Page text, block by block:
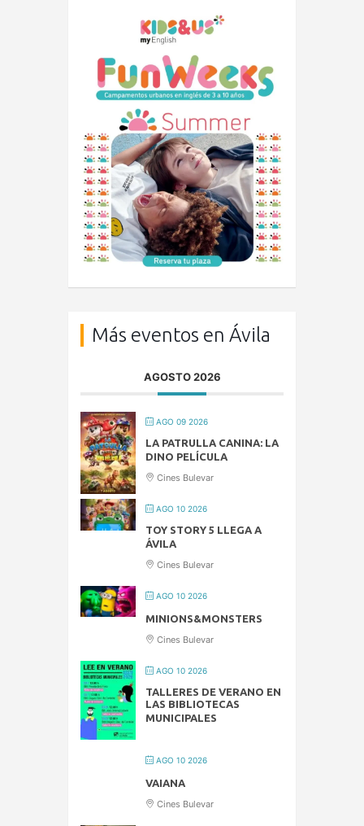
Más eventos en Ávila
AGOSTO 2026
AGO 09 2026
LA PATRULLA CANINA: LA
DINO PELÍCULA
Cines Bulevar
AGO 10 2026
TOY STORY 5 LLEGA A
ÁVILA
Cines Bulevar
AGO 10 2026
MINIONS&MONSTERS
Cines Bulevar
AGO 10 2026
TALLERES DE VERANO EN
LAS BIBLIOTECAS
MUNICIPALES
AGO 10 2026
VAIANA
Cines Bulevar